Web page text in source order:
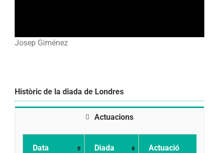
Josep Giménez
Històric de la diada de Londres
Actuacions
Data Diada Actuació